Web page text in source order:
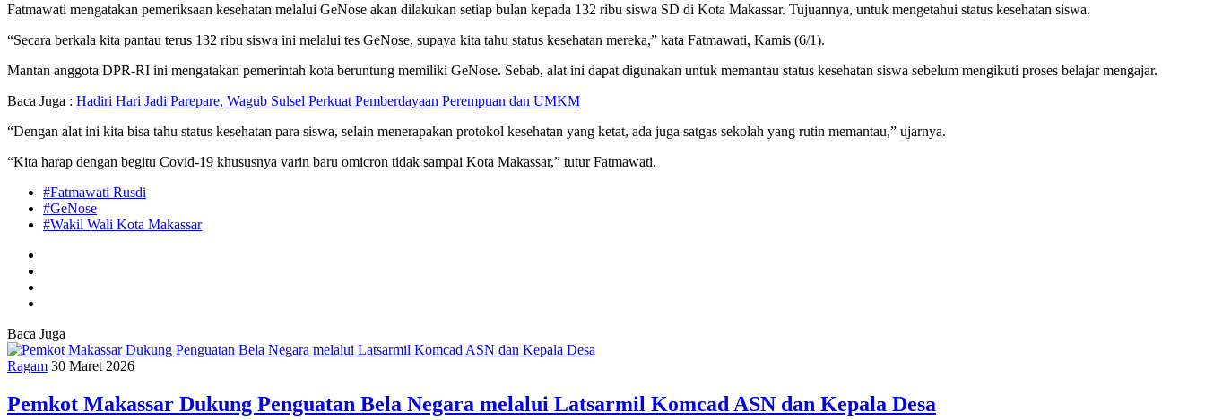
Fatmawati mengatakan pemeriksaan kesehatan melalui GeNose akan dilakukan setiap bulan kepada 132 ribu siswa SD di Kota Makassar. Tujuannya, untuk mengetahui status kesehatan siswa.
“Secara berkala kita pantau terus 132 ribu siswa ini melalui tes GeNose, supaya kita tahu status kesehatan mereka,” kata Fatmawati, Kamis (6/1).
Mantan anggota DPR-RI ini mengatakan pemerintah kota beruntung memiliki GeNose. Sebab, alat ini dapat digunakan untuk memantau status kesehatan siswa sebelum mengikuti proses belajar mengajar.
Baca Juga : Hadiri Hari Jadi Parepare, Wagub Sulsel Perkuat Pemberdayaan Perempuan dan UMKM
“Dengan alat ini kita bisa tahu status kesehatan para siswa, selain menerapakan protokol kesehatan yang ketat, ada juga satgas sekolah yang rutin memantau,” ujarnya.
“Kita harap dengan begitu Covid-19 khususnya varin baru omicron tidak sampai Kota Makassar,” tutur Fatmawati.
#Fatmawati Rusdi
#GeNose
#Wakil Wali Kota Makassar
Baca Juga
Ragam 30 Maret 2026
Pemkot Makassar Dukung Penguatan Bela Negara melalui Latsarmil Komcad ASN dan Kepala Desa